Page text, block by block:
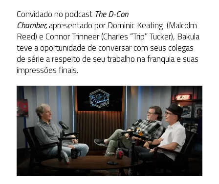
Convidado no podcast The D-Con
Chamber,apresentado por Dominic Keating (Malcolm
Reed) e Connor Trinneer (Charles “Trip” Tucker), Bakula
teve a oportunidade de conversar com seus colegas
de série a respeito de seu trabalho na franquia e suas
impressões finais.